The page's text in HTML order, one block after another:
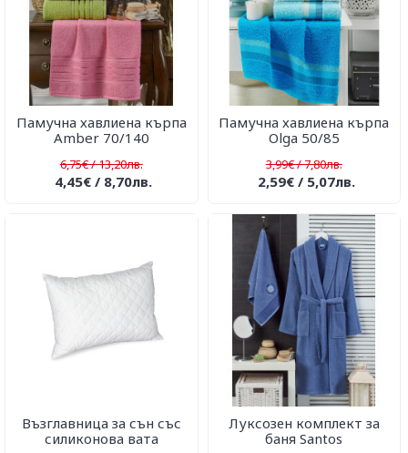
Памучна хавлиена кърпа
Amber 70/140
6,75€ / 13,20лв.
4,45€ / 8,70лв.
Памучна хавлиена кърпа
Olga 50/85
3,99€ / 7,80лв.
2,59€ / 5,07лв.
Възглавница за сън със
силиконова вата
Луксозен комплект за
баня Santos